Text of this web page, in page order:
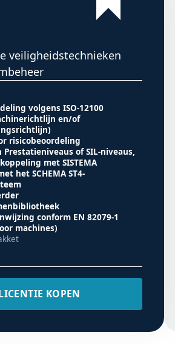
veiligheidstechnieken
volgens ISO-12100
en/of
risicobeoordeling
Prestatieniveaus of SIL-niveaus,
met SISTEMA
het SCHEMA ST4-
conform EN 82079-1
machines)
KOPEN